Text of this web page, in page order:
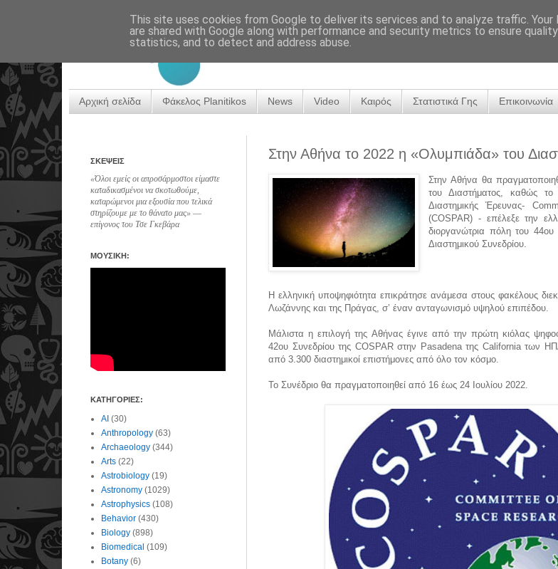
Αρχική σελίδα Φάκελος Planitikos News Video Καιρός Στατιστικά Γης Επικοινωνία
Στην Αθήνα το 2022 η «Ολυμπιάδα» του
Στην Αθήνα θα
του Διαστήματος, καθώς το
Διαστημικής Έρευνας-
(COSPAR) - επέλεξε την
διοργανώτρια πόλη του 44ου
Διαστημικού Συνεδρίου.
Η ελληνική υποψηφιότητα επικράτησε ανάμεσα στους φακέλους
Λωζάννης και της Πράγας, σ’ έναν ανταγωνισμό υψηλού επιπέδου.
Μάλιστα η επιλογή της Αθήνας έγινε από την πρώτη κιόλας
42ου Συνεδρίου της COSPAR στην Pasadena της California των
από 3.300 διαστημικοί επιστήμονες από όλο τον κόσμο.
Το Συνέδριο θα πραγματοποιηθεί από 16 έως 24 Ιουλίου 2022.
ΣΚΕΨΕΙΣ
«Όλοι εμείς οι απροσάρμοστοι είμαστε
καταδικασμένοι να σκοτωθούμε,
καταρώμενοι μια εξουσία που τελικά
στηρίζουμε με το θάνατο μας» ―
επίγονος του Τσε Γκεβάρα
ΜΟΥΣΙΚΗ:
ΚΑΤΗΓΟΡΙΕΣ:
AI (30)
Anthropology (63)
Archaeology (344)
Arts (22)
Astrobiology (19)
Astronomy (1029)
Astrophysics (108)
Behavior (430)
Biology (898)
Biomedical (109)
Botany (6)
This site uses cookies from Google to deliver its services and to analyze traffic. Your
are shared with Google along with performance and security metrics to ensure
statistics, and to detect and address abuse.